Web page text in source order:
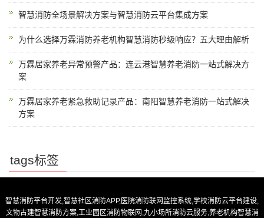
智慧消防全场景解决方案与智慧消防云平台集成方案
为什么选择万霖消防养老机构智慧消防秒级响应？五大理由解析
万霖居家养老异常预警产品：连云港智慧养老消防一站式解决方
案
万霖居家养老紧急救助记录产品：南阳智慧养老消防一站式解决
方案
tags标签
智慧消防平台开发,智慧社区消防APP,医院消防联网监控系统,学校消防云平台建设,
文物古建智慧消防方案,工业园区消防物联网,九小场所消防云服务,养老机构智慧消